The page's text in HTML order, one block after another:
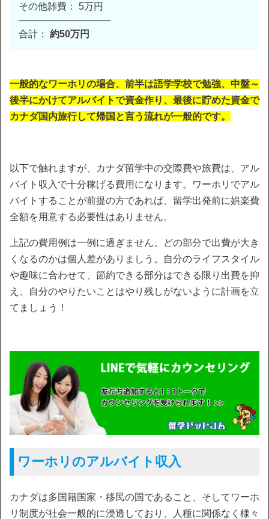
その他雑費： 5万円
—————————–
合計： 約50万円
一般的なワーホリの場合、前半は語学学校で勉強、中盤～
後半にかけてアルバイトで資金作り、最後に貯めた資金で
カナダ国内旅行して帰国と言う流れが一般的です。
以下で触れますが、カナダ留学中の交際費や旅費は、アル
バイト収入で十分稼げる費用になります。ワーホリでアル
バイトすることが前提の方であれば、留学出発前に娯楽費
全額を用意する必要性はありません。
上記の費用例は一例に過ぎません。どの部分で出費が大き
くなるのかは個人差がありましう。自分のライフスタイル
や趣味に合わせて、節約できる部分はできる限り出費を抑
え、自分のやりたいことはやり残しがないように計画を立
てましょう！
ワーホリのアルバイト収入
カナダは多国籍国家・移民の国であること、そしてワーホ
リ制度が社会一般的に浸透しており、人種に関係なく様々